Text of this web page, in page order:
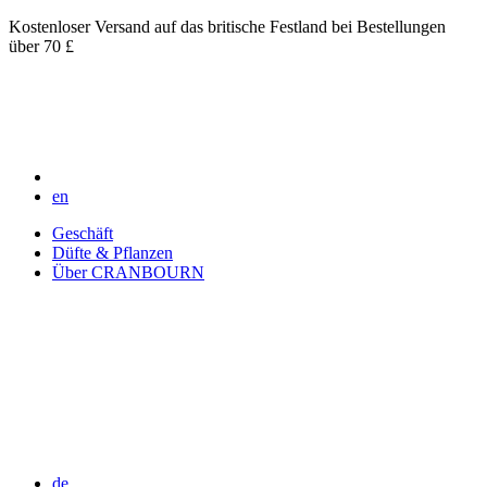
Kostenloser Versand auf das britische Festland bei Bestellungen
über 70 £
en
Geschäft
Düfte & Pflanzen
Über CRANBOURN
de